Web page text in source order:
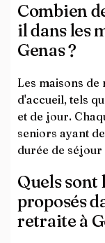
Combien
il dans les
Genas ?
Les maisons
d'accueil, tels
et de jour.
seniors ayant
durée de
Quels sont
proposés
retraite à